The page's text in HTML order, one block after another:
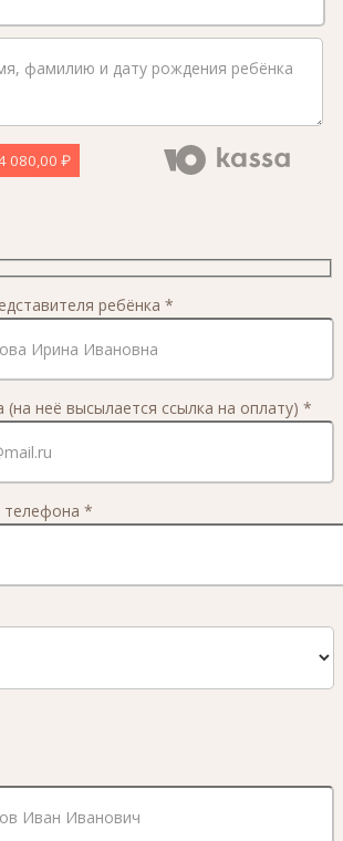
080,00 ₽
ребёнка *
(на неё высылается ссылка на оплату) *
*